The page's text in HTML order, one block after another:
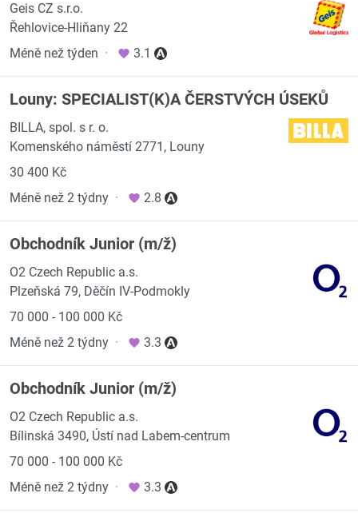
Geis CZ s.r.o.
Řehlovice-Hliňany 22
Méně než týden · 3.1
Louny: SPECIALIST(K)A ČERSTVÝCH ÚSEKŮ
BILLA, spol. s r. o.
Komenského náměstí 2771, Louny
30 400 Kč
Méně než 2 týdny · 2.8
Obchodník Junior (m/ž)
O2 Czech Republic a.s.
Plzeňská 79, Děčín IV-Podmokly
70 000 - 100 000 Kč
Méně než 2 týdny · 3.3
Obchodník Junior (m/ž)
O2 Czech Republic a.s.
Bílinská 3490, Ústí nad Labem-centrum
70 000 - 100 000 Kč
Méně než 2 týdny · 3.3